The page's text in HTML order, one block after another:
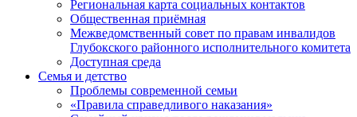
Региональная карта социальных контактов
Общественная приёмная
Межведомственный совет по правам инвалидов
Глубокского районного исполнительного комитета
Доступная среда
Семья и детство
Проблемы современной семьи
«Правила справедливого наказания»